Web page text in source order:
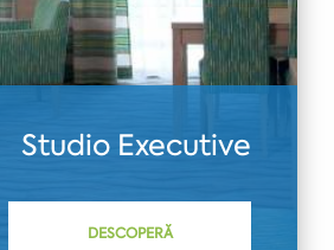
Studio Executive
DESCOPERĂ